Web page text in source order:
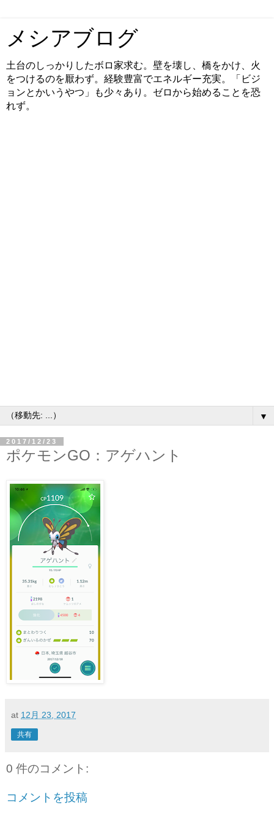
メシアブログ
土台のしっかりしたボロ家求む。壁を壊し、橋をかけ、火
をつけるのを厭わず。経験豊富でエネルギー充実。「ビジ
ョンとかいうやつ」も少々あり。ゼロから始めることを恐
れず。
▼
2017/12/23
ポケモンGO：アゲハント
at 12月 23, 2017
共有
0 件のコメント:
コメントを投稿